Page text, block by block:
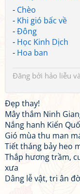
- Chèo
- Khi gió bấc về
-Đông
- Học Kinh Dịch
- Hoa ban
Đăng bởi hảo liễu
Đẹp thay!
Mây thắm Ninh
Nắng hanh Kiến
Gió mùa thu man
Tiết tháng bảy heo
Thắp hương trầm,
xưa
Dâng lễ vật, tri ân